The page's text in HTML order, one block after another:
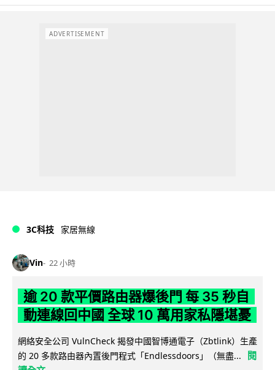
ADVERTISEMENT
3C科技 家居無線
Vin 22 小時
逾 20 款平價路由器爆後門 每 35 秒自
動連線回中國 全球 10 萬用家私隱堪憂
網絡安全公司 VulnCheck 揭發中國智博通電子（Zbtlink）生產
的 20 多款路由器內置後門程式「Endlessdoors」（無盡...
閱